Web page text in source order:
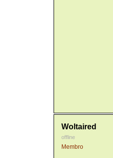
Woltaired
offline
Membro